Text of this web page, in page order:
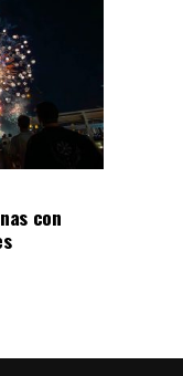
con